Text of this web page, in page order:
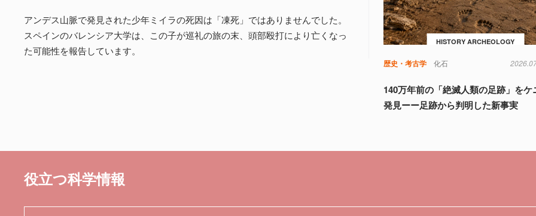
アンデス山脈で発見された少年ミイラの死因は「凍死」ではありませんでした。
スペインのバレンシア大学は、この子が巡礼の旅の末、頭部殴打により亡くなっ
た可能性を報告しています。
HISTORY ARCHEOLOGY
歴史・考古学 化石
140万年前の「絶滅人類の足跡」をケ
発見ーー足跡から判明した新事実
役立つ科学情報